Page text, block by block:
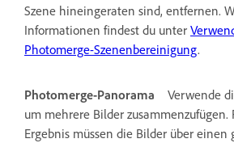
Szene hineingeraten sind, entfernen.
Informationen findest du unter
Photomerge-Szenenbereinigung.
Photomerge-Panorama
Verwende
um mehrere Bilder
Ergebnis müssen die Bilder über einen